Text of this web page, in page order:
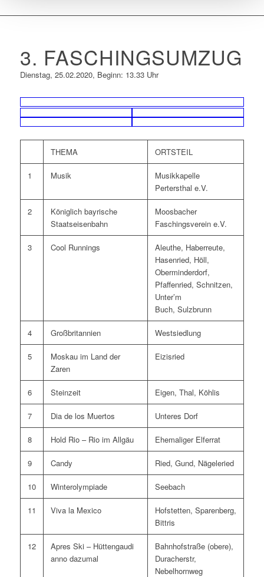
3. FASCHINGSUMZUG
Dienstag, 25.02.2020, Beginn: 13.33 Uhr
THEMA ORTSTEIL
1 Musik
Musikkapelle
Pertersthal e.V.
2
Königlich bayrische
Staatseisenbahn
Moosbacher
Faschingsverein e.V.
3 Cool Runnings
Aleuthe, Haberreute,
Hasenried, Höll,
Oberminderdorf,
Pfaffenried, Schnitzen,
Unter’m
Buch, Sulzbrunn
4 Großbritannien Westsiedlung
5
Moskau im Land der
Zaren
Eizisried
6 Steinzeit Eigen, Thal, Köhlis
7 Dia de los Muertos Unteres Dorf
8 Hold Rio – Rio im Allgäu Ehemaliger Elferrat
9 Candy Ried, Gund, Nägeleried
10 Winterolympiade Seebach
11 Viva la Mexico
Hofstetten, Sparenberg,
Bittris
12
Apres Ski – Hüttengaudi
anno dazumal
Bahnhofstraße (obere),
Duracherstr,
Nebelhornweg